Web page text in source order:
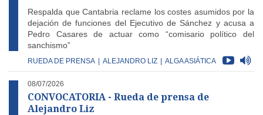
Respalda que Cantabria reclame los costes asumidos por la
dejación de funciones del Ejecutivo de Sánchez y acusa a
Pedro Casares de actuar como “comisario político del
sanchismo”
RUEDA DE PRENSA ALEJANDRO LIZ ALGA ASIÁTICA
08/07/2026
CONVOCATORIA - Rueda de prensa de
Alejandro Liz